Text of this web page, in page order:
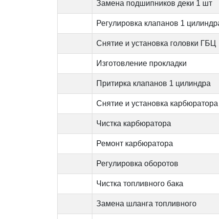
Замена подшипников деки 1 шт
Регулировка клапанов 1
Снятие и установка головки ГБЦ
Изготовление прокладки
Притирка клапанов 1 цилиндра
Снятие и установка карбюратора
Чистка карбюратора
Ремонт карбюратора
Регулировка оборотов
Чистка топливного бака
Замена шланга топливного